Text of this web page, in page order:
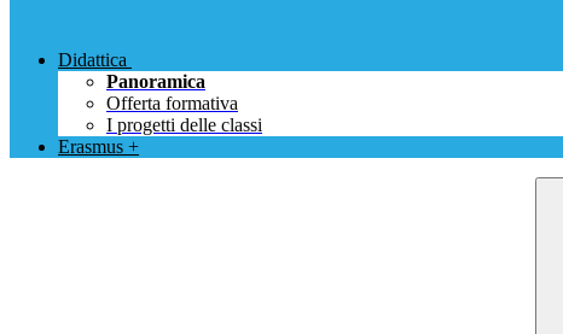
Didattica
Panoramica
Offerta formativa
I progetti delle classi
Erasmus +